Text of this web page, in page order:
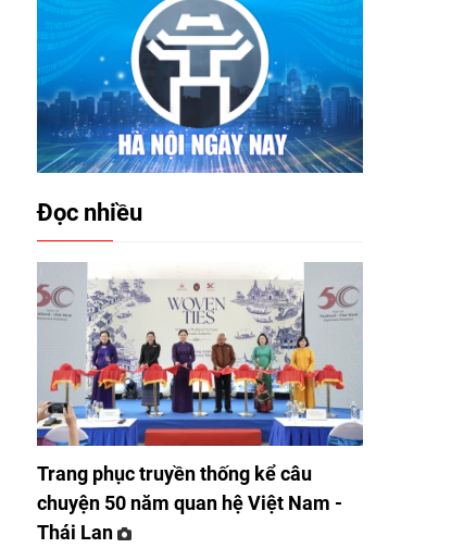
Đọc nhiều
Trang phục truyền thống kể câu
chuyện 50 năm quan hệ Việt Nam -
Thái Lan